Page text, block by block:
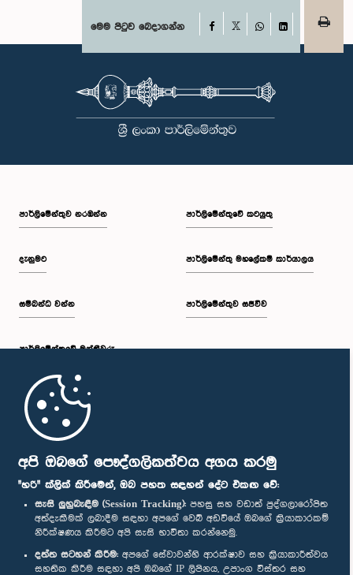
අපි ඔබගේ පෞද්ගලිකත්වය අගය කරමු
"හරි" ක්ලික් කිරීමෙන්, ඔබ පහත සඳහන් දේට එකඟ වේ:
සැසි ලුහුබැඳීම (Session Tracking): පහසු සහ වඩාත් පුද්ගලාරෝපිත
අත්දැකීමක් ලබාදීම සඳහා අපගේ වෙබ් අඩවියේ ඔබගේ ක්‍රියාකාරකම්
නිරීක්ෂණය කිරීමට අපි සැසි භාවිතා කරන්නෙමු.
දත්ත සටහන් කිරීම: අපගේ සේවාවන්හි ආරක්ෂාව සහ ක්‍රියාකාරීත්වය
සහතික කිරීම සඳහා අපි ඔබගේ IP ලිපිනය, උපාංග විස්තර සහ
මෙම පිටුව බෙදාගන්න Facebook
WhatsAppLinkedIn
පාර්ලි‌මේන්තුව නරඹන්න
දැනුමට
සම්බන්ධ වන්න
පාර්ලි‌මේන්තුවේ මන්ත්‍රීවරු
මුල් පිටුව
පාර්ලිමේන්තුවේ කටයුතු
පාර්ලිමේන්තු මහලේකම් කාර්යාලය
පාර්ලිමේන්තුව සජීවීව
පාර්ලිමේන්තු ජංගම යෙදුම
අප හා සම්බන්ධ වී සිටින්න :